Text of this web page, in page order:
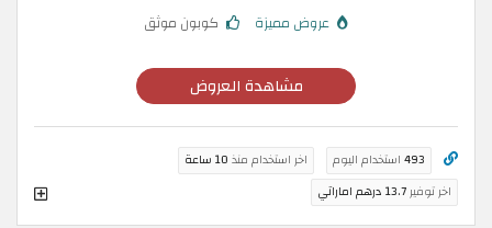
عروض مميزة كوبون موثق
مشاهدة العروض
493 استخدام اليوم اخر استخدام منذ 10 ساعة
اخر توفير13.7 درهم اماراتي